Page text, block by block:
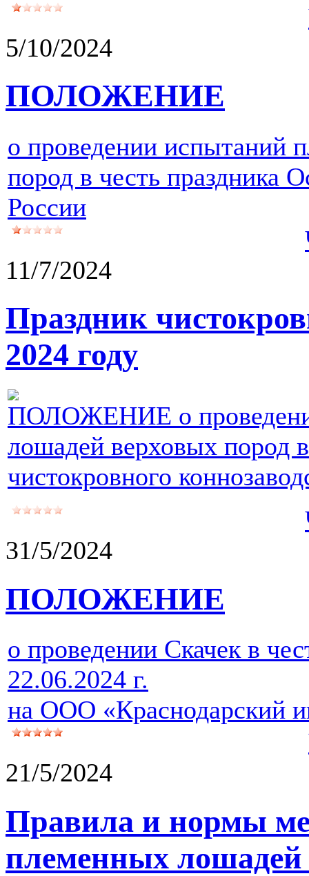
5/10/2024
ПОЛОЖЕНИЕ
о проведении испытаний
пород в честь праздника
России
11/7/2024
Праздник
2024 году
ПОЛОЖЕНИЕ о
лошадей верховых пород
чистокровного
31/5/2024
ПОЛОЖЕНИЕ
о проведении Скачек в
22.06.2024 г.
на ООО «Краснодарский
21/5/2024
Правила и нормы
племенных лошадей